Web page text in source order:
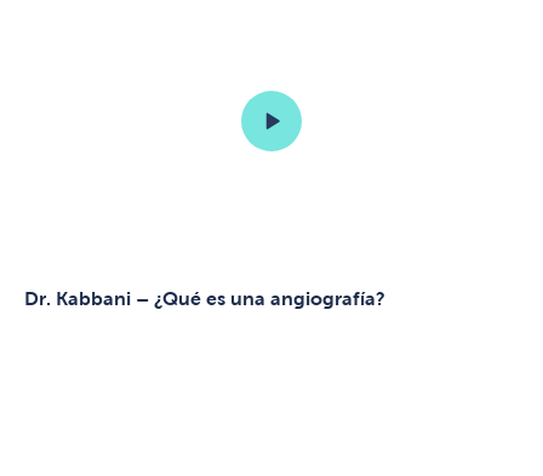
Dr. Kabbani – ¿Qué es una angiografía?